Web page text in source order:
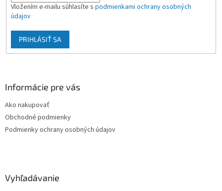
Vložením e-mailu súhlasíte s podmienkami ochrany osobných
údajov
PRIHLÁSIŤ SA
Informácie pre vás
Ako nakupovať
Obchodné podmienky
Podmienky ochrany osobných údajov
Vyhľadávanie